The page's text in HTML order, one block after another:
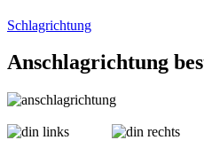
Schlagrichtung
Anschlagrichtung